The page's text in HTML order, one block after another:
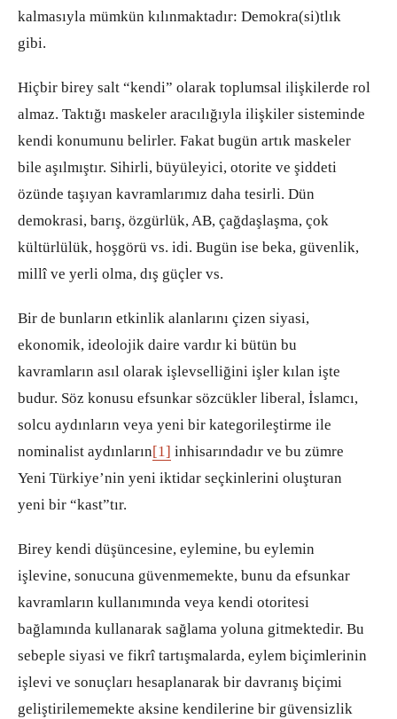
kalmasıyla mümkün kılınmaktadır: Demokra(si)tlık
gibi.
Hiçbir birey salt “kendi” olarak toplumsal ilişkilerde rol
almaz. Taktığı maskeler aracılığıyla ilişkiler sisteminde
kendi konumunu belirler. Fakat bugün artık maskeler
bile aşılmıştır. Sihirli, büyüleyici, otorite ve şiddeti
özünde taşıyan kavramlarımız daha tesirli. Dün
demokrasi, barış, özgürlük, AB, çağdaşlaşma, çok
kültürlülük, hoşgörü vs. idi. Bugün ise beka, güvenlik,
millî ve yerli olma, dış güçler vs.
Bir de bunların etkinlik alanlarını çizen siyasi,
ekonomik, ideolojik daire vardır ki bütün bu
kavramların asıl olarak işlevselliğini işler kılan işte
budur. Söz konusu efsunkar sözcükler liberal, İslamcı,
solcu aydınların veya yeni bir kategorileştirme ile
nominalist aydınların[1] inhisarındadır ve bu zümre
Yeni Türkiye’nin yeni iktidar seçkinlerini oluşturan
yeni bir “kast”tır.
Birey kendi düşüncesine, eylemine, bu eylemin
işlevine, sonucuna güvenmemekte, bunu da efsunkar
kavramların kullanımında veya kendi otoritesi
bağlamında kullanarak sağlama yoluna gitmektedir. Bu
sebeple siyasi ve fikrî tartışmalarda, eylem biçimlerinin
işlevi ve sonuçları hesaplanarak bir davranış biçimi
geliştirilememekte aksine kendilerine bir güvensizlik